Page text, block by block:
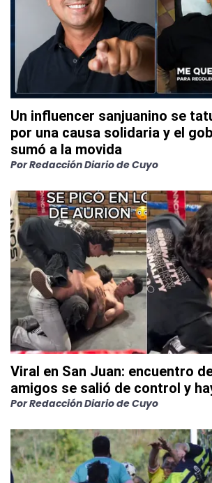
Un influencer sanjuanino se
por una causa solidaria y el
sumó a la movida
PorRedacción Diario de Cuyo
Viral en San Juan: encuentro
amigos se salió de control y
PorRedacción Diario de Cuyo